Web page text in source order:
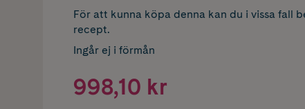
För att kunna köpa denna kan du i vissa fall
recept.
Ingår ej i förmån
998,10 kr